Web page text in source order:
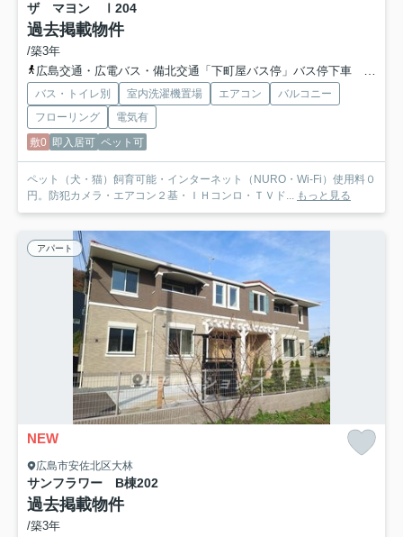
ザ マヨン Ⅰ 204
過去掲載物件
/築3年
広島交通・広電バス・備北交通「下町屋バス停」バス停下車 徒歩2分
バス・トイレ別 室内洗濯機置場 エアコン
バルコニー
フローリング
電気有
敷0 即入居可 ペット可
ペット（犬・猫）飼育可能・インターネット（NURO・Wi-Fi）使用料０
円。防犯カメラ・エアコン２基・ＩＨコンロ・ＴＶド... もっと見る
アパート
NEW
広島市安佐北区大林
サンフラワー B棟202
過去掲載物件
/築3年